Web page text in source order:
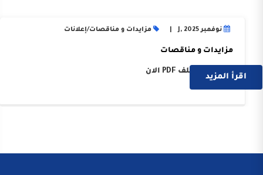
نوفمبر J, 2025 مزايدات و مناقصات/إعلانات
مزايدات و مناقصات
حمل هذا الملف PDF الان
اقرأ المزيد